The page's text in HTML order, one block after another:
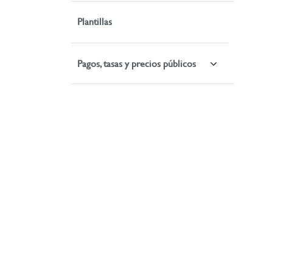
Plantillas
Pagos, tasas y precios públicos